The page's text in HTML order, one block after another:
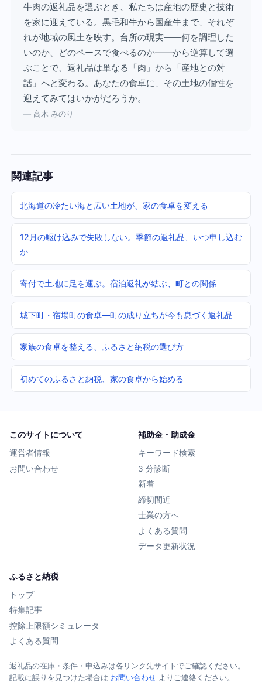
牛肉の返礼品を選ぶとき、私たちは産地の歴史と技術
を家に迎えている。黒毛和牛から国産牛まで、それぞ
れが地域の風土を映す。台所の現実——何を調理した
いのか、どのペースで食べるのか——から逆算して選
ぶことで、返礼品は単なる「肉」から「産地との対
話」へと変わる。あなたの食卓に、その土地の個性を
迎えてみてはいかがだろうか。
— 高木 みのり
関連記事
北海道の冷たい海と広い土地が、家の食卓を変える
12月の駆け込みで失敗しない。季節の返礼品、いつ申し込む
か
寄付で土地に足を運ぶ。宿泊返礼が結ぶ、町との関係
城下町・宿場町の食卓—町の成り立ちが今も息づく返礼品
家族の食卓を整える、ふるさと納税の選び方
初めてのふるさと納税、家の食卓から始める
このサイトについて
運営者情報
お問い合わせ
補助金・助成金
キーワード検索
3 分診断
新着
締切間近
士業の方へ
よくある質問
データ更新状況
ふるさと納税
トップ
特集記事
控除上限額シミュレータ
よくある質問
返礼品の在庫・条件・申込みは各リンク先サイトでご確認ください。
記載に誤りを見つけた場合は お問い合わせ よりご連絡ください。